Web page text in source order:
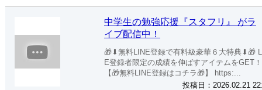
中学生の勉強応援『スタフリ』 がラ
イブ配信中！
🎁⬇︎無料LINE登録で有料級豪華６大特典⬇︎🎁
E登録者限定の成績を伸ばすアイテムをGET！
【🎁無料LINE登録はコチラ🎁】 https:...
投稿日：2026.02.21